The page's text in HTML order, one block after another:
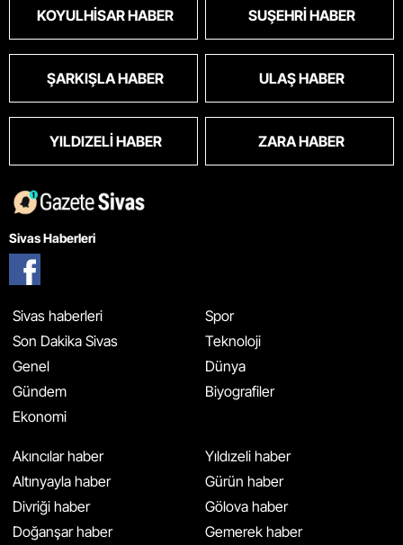
KOYULHISAR HABER SUŞEHRI HABER
ŞARKIŞLA HABER ULAŞ HABER
YILDIZELI HABER ZARA HABER
Sivas Haberleri
Sivas haberleri
Son Dakika Sivas
Genel
Gündem
Ekonomi
Spor
Teknoloji
Dünya
Biyografiler
Akıncılar haber
Altınyayla haber
Divriği haber
Doğanşar haber
Yıldızeli haber
Gürün haber
Gölova haber
Gemerek haber